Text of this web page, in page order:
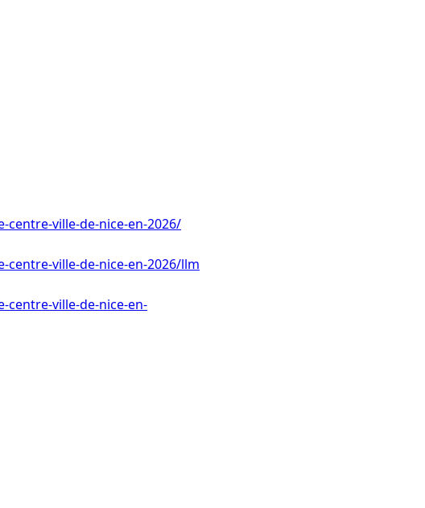
ville-de-nice-en-2026/
ville-de-nice-en-2026/llm
ville-de-nice-en-